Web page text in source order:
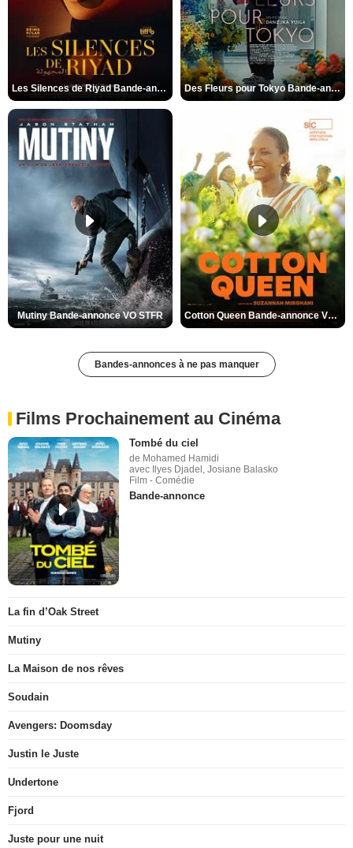
Les Silences de Riyad Bande-annonce VO STFR Des Fleurs pour Tokyo Bande-annonce VO STFR
Mutiny Bande-annonce VO STFR Cotton Queen Bande-annonce VO STFR
Bandes-annonces à ne pas manquer
Films Prochainement au Cinéma
Tombé du ciel
de Mohamed Hamidi
avec Ilyes Djadel, Josiane Balasko
Film - Comédie
Bande-annonce
La fin d’Oak Street
Mutiny
La Maison de nos rêves
Soudain
Avengers: Doomsday
Justin le Juste
Undertone
Fjord
Juste pour une nuit